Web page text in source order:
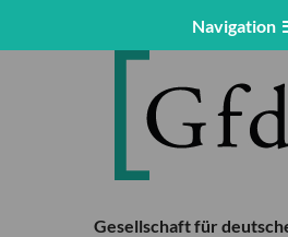
Navigation
Gesellschaft für